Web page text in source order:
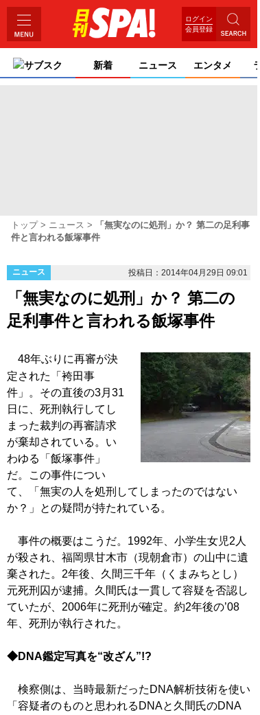
ログイン
会員登録
サブスク 新着 ニュース エンタメ
トップ ニュース
「無実なのに処刑」か？ 第二の足利事
件と言われる飯塚事件
ニュース 投稿日：2014年04月29日 09:01
「無実なのに処刑」か？ 第二の
足利事件と言われる飯塚事件
48年ぶりに再審が決
定された「袴田事
件」。その直後の3月31
日に、死刑執行してし
まった裁判の再審請求
が棄却されている。い
わゆる「飯塚事件」
だ。この事件につい
て、「無実の人を処刑してしまったのではない
か？」との疑問が持たれている。
事件の概要はこうだ。1992年、小学生女児2人
が殺され、福岡県甘木市（現朝倉市）の山中に遺
棄された。2年後、久間三千年（くまみちとし）
元死刑囚が逮捕。久間氏は一貫して容疑を否認し
ていたが、2006年に死刑が確定。約2年後の’08
年、死刑が執行された。
◆DNA鑑定写真を“改ざん”!?
検察側は、当時最新だったDNA解析技術を使い
「容疑者のものと思われるDNAと久間氏のDNA